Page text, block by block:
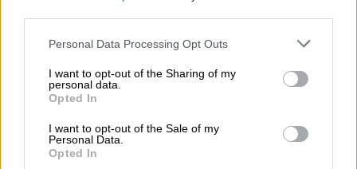
Please note that this website/app uses one or more Google
not limited to your visit or usage behaviour. You may click to
grant or deny consent to Google and its third-party tags to
use your data for below specified purposes in below Google
consent section.
Personal Data Processing Opt Outs
I want to opt-out of the Sharing of my
personal data.
Opted In
I want to opt-out of the Sale of my
Personal Data.
Opted In
εγκαταλείψει το ακίνητο μέσα σε τρεις
ημέρες είτε να καταβάλει 59.100 δολάρια για
καθυστερημένα ενοίκια.
Τον Ιανουάριο, ο Ρουρκείχε φωτογραφηθεί
να μεταφέρει προσωπικά του αντικείμενα